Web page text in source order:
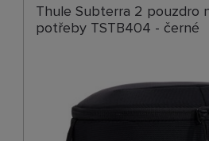
Thule Subterra 2 pouzdro
potřeby TSTB404 - černé